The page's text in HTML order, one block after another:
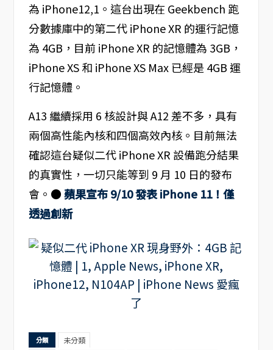
為 iPhone12,1。這台出現在 Geekbench 跑
分數據庫中的第二代 iPhone XR 的運行記憶
為 4GB，目前 iPhone XR 的記憶體為 3GB，
iPhone XS 和 iPhone XS Max 已經是 4GB 運
行記憶體。
A13 繼續採用 6 核設計與 A12 差不多，具有
兩個高性能內核和四個高效內核。目前無法
確認這台疑似二代 iPhone XR 設備跑分結果
的真實性，一切只能等到 9 月 10 日的發布
會。●蘋果宣布 9/10 發表 iPhone 11！僅
透過創新
分類 未分類